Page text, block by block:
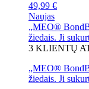
49,99 €
Naujas
„MEO®
žiedais. Ji
3 KLIENTŲ
„MEO®
žiedais. Ji